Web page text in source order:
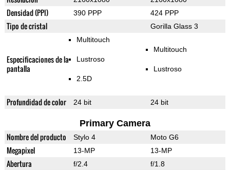
Densidad (PPI) 390 PPP 424 PPP
Tipo de cristal Gorilla Glass 3
Especificaciones de la
pantalla
Multitouch
Lustroso
2.5D
Multitouch
Lustroso
Profundidad de color 24 bit 24 bit
Primary Camera
Nombre del producto Stylo 4 Moto G6
Megapixel 13-MP 13-MP
Abertura f/2.4 f/1.8